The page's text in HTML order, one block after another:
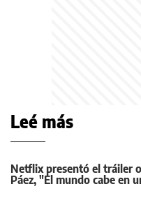
Leé más
Netflix presentó el tráiler
Páez, "El mundo cabe en